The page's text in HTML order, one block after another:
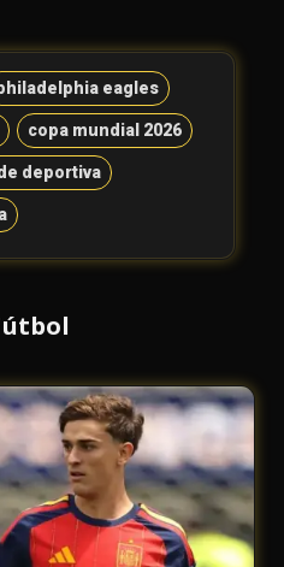
eagles
copa mundial 2026
deportiva